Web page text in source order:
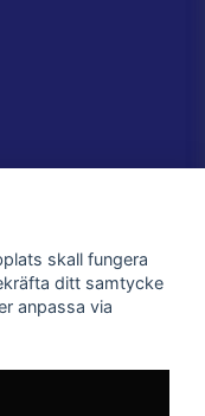
skall fungera
ditt samtycke
anpassa via